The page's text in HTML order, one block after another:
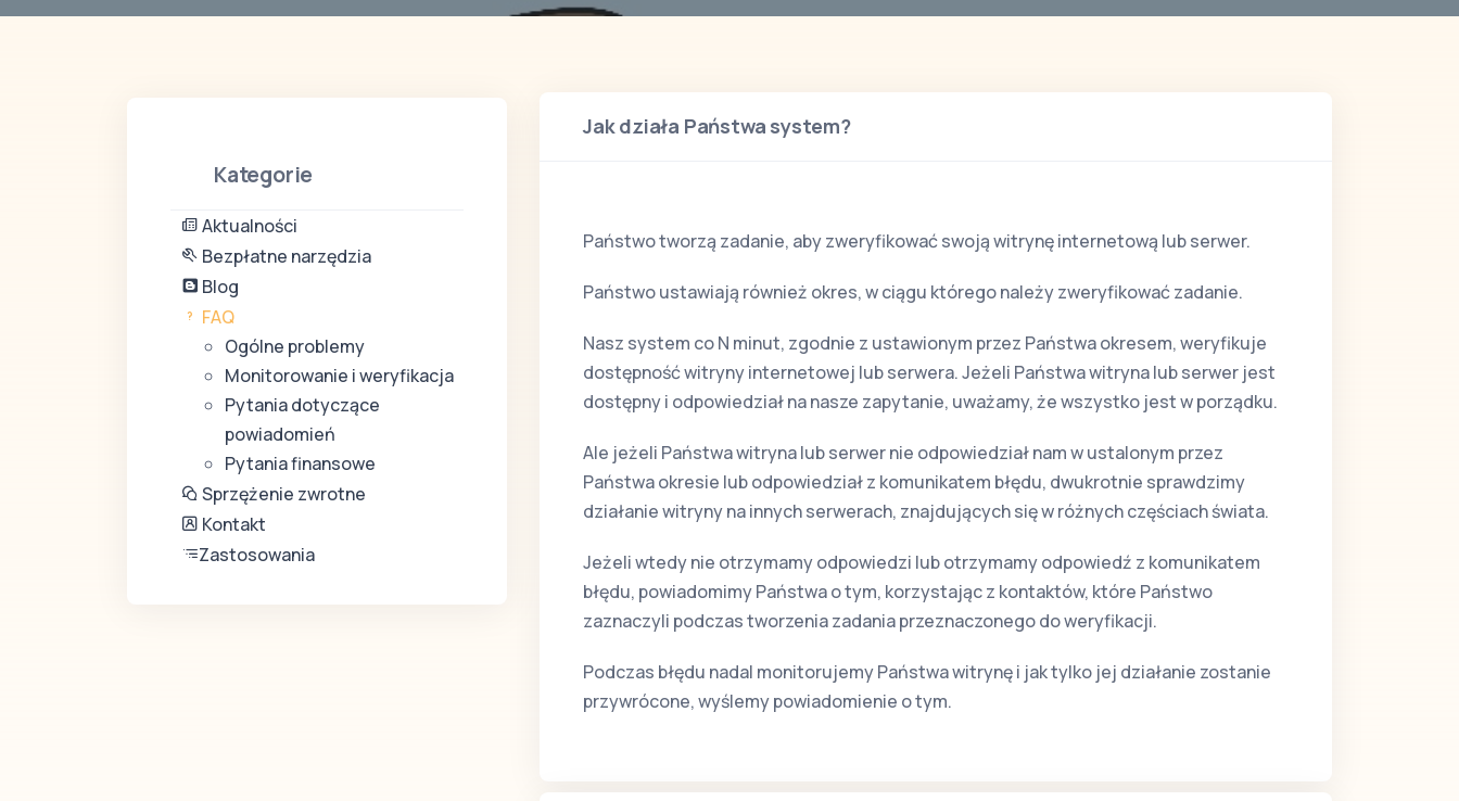
Kategorie
Aktualności
Bezpłatne narzędzia
Blog
FAQ
Ogólne problemy
Monitorowanie i weryfikacja
Pytania dotyczące
powiadomień
Pytania finansowe
Sprzężenie zwrotne
Kontakt
Zastosowania
Jak działa Państwa system?
Państwo tworzą zadanie, aby zweryfikować swoją witrynę internetową lub serwer.
Państwo ustawiają również okres, w ciągu którego należy zweryfikować zadanie.
Nasz system co N minut, zgodnie z ustawionym przez Państwa okresem, weryfikuje
dostępność witryny internetowej lub serwera. Jeżeli Państwa witryna lub serwer jest
dostępny i odpowiedział na nasze zapytanie, uważamy, że wszystko jest w porządku.
Ale jeżeli Państwa witryna lub serwer nie odpowiedział nam w ustalonym przez
Państwa okresie lub odpowiedział z komunikatem błędu, dwukrotnie sprawdzimy
działanie witryny na innych serwerach, znajdujących się w różnych częściach świata.
Jeżeli wtedy nie otrzymamy odpowiedzi lub otrzymamy odpowiedź z komunikatem
błędu, powiadomimy Państwa o tym, korzystając z kontaktów, które Państwo
zaznaczyli podczas tworzenia zadania przeznaczonego do weryfikacji.
Podczas błędu nadal monitorujemy Państwa witrynę i jak tylko jej działanie zostanie
przywrócone, wyślemy powiadomienie o tym.